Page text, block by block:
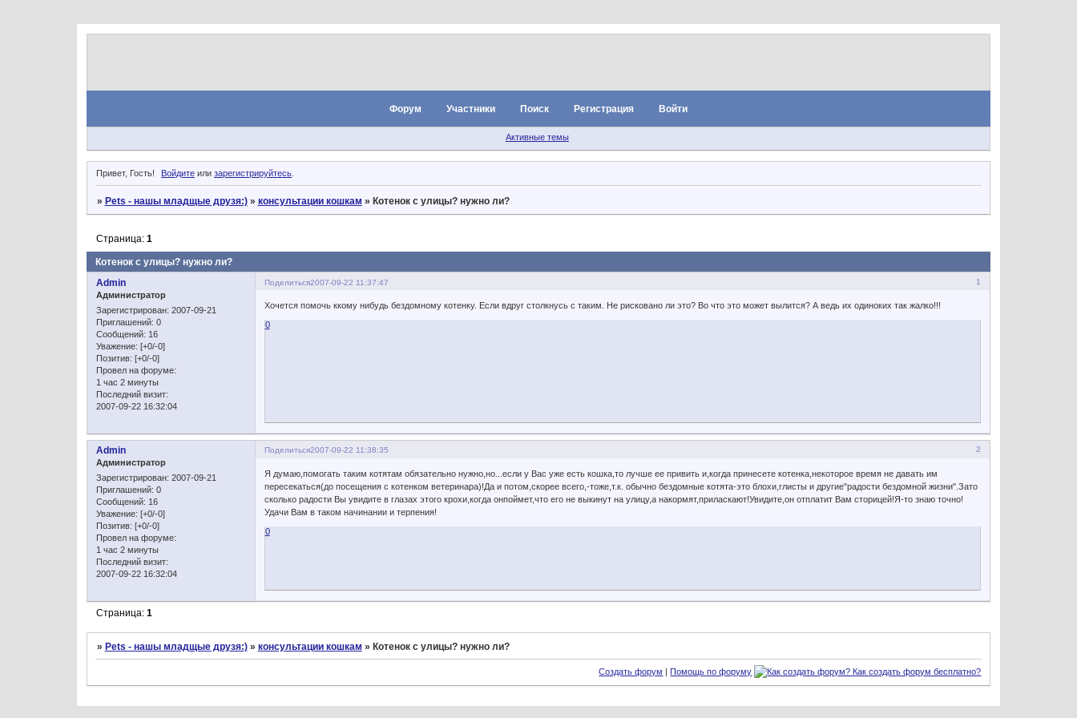
Форум Участники Поиск Регистрация Войти
Активные темы
Привет, Гость! Войдите илизарегистрируйтесь.
» Pets - нашы младщые друзя:) » консультации кошкам » Котенок с улицы? нужно ли?
Котенок с улицы? нужно ли?
Страница: 1
Поделиться 1
2007-09-22 11:37:47
Admin
Администратор
Зарегистрирован: 2007-09-21
Приглашений: 0
Сообщений: 16
Уважение: [+0/-0]
Позитив: [+0/-0]
Провел на форуме:
1 час 2 минуты
Последний визит:
2007-09-22 16:32:04
Хочется помочь ккому нибудь бездомному котенку. Если вдруг столкнусь с таким. Не рисковано ли это? Во что это может вылится? А ведь их одиноких так жалко!!!
0
Поделиться 2
2007-09-22 11:38:35
Admin
Администратор
Зарегистрирован: 2007-09-21
Приглашений: 0
Сообщений: 16
Уважение: [+0/-0]
Позитив: [+0/-0]
Провел на форуме:
1 час 2 минуты
Последний визит:
2007-09-22 16:32:04
Я думаю,помогать таким котятам обязательно нужно,но...если у Вас уже есть кошка,то лучше ее привить и,когда принесете котенка,некоторое время не давать им
пересекаться(до посещения с котенком ветеринара)!Да и потом,скорее всего,-тоже,т.к. обычно бездомные котята-это блохи,глисты и другие"радости бездомной жизни".Зато
сколько радости Вы увидите в глазах этого крохи,когда онпоймет,что его не выкинут на улицу,а накормят,приласкают!Увидите,он отплатит Вам сторицей!Я-то знаю точно!
Удачи Вам в таком начинании и терпения!
0
Страница: 1
» Pets - нашы младщые друзя:) » консультации кошкам » Котенок с улицы? нужно ли?
Создать форум Помощь по форуму